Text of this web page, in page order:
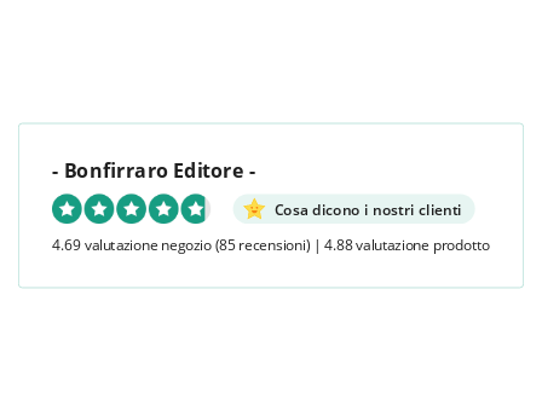
- Bonfirraro Editore -
Cosa dicono i nostri clienti
4.69 valutazione negozio (85 recensioni) | 4.88 valutazione prodotto